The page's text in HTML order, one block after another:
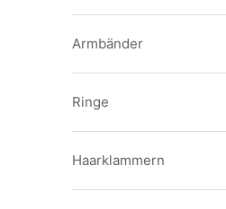
Armbänder
Ringe
Haarklammern